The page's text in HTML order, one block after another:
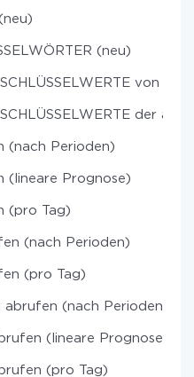
(neu)
von
der
(nach Perioden)
(lineare Prognose)
(pro Tag)
(nach Perioden)
(pro Tag)
(nach Perioden)
(lineare Prognose)
(pro Tag)